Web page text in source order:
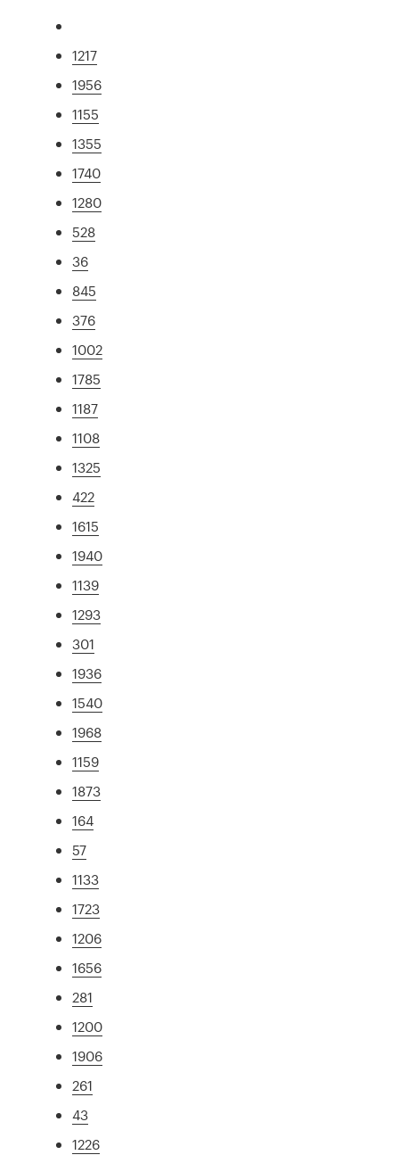
1217
1956
1155
1355
1740
1280
528
36
845
376
1002
1785
1187
1108
1325
422
1615
1940
1139
1293
301
1936
1540
1968
1159
1873
164
57
1133
1723
1206
1656
281
1200
1906
261
43
1226